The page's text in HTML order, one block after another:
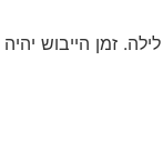
זמן הייבוש יהיה